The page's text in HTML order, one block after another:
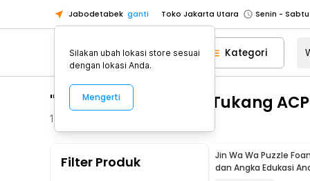
Jabodetabek ganti Toko Jakarta Utara
Toko Tangerang
Toko Cikupa
Pick n Go Jakarta Barat
Senin -
Pick n Go Bekasi
Senin - Jumat
Toko Jakarta Barat
Senin -
Kategori
"WA 0859 3970 0884 Tukang
1
Filter Produk
Jin Wa Wa Puzzle
dan Angka Edukasi
Silakan ubah lokasi store sesuai
dengan lokasi Anda.
Mengerti